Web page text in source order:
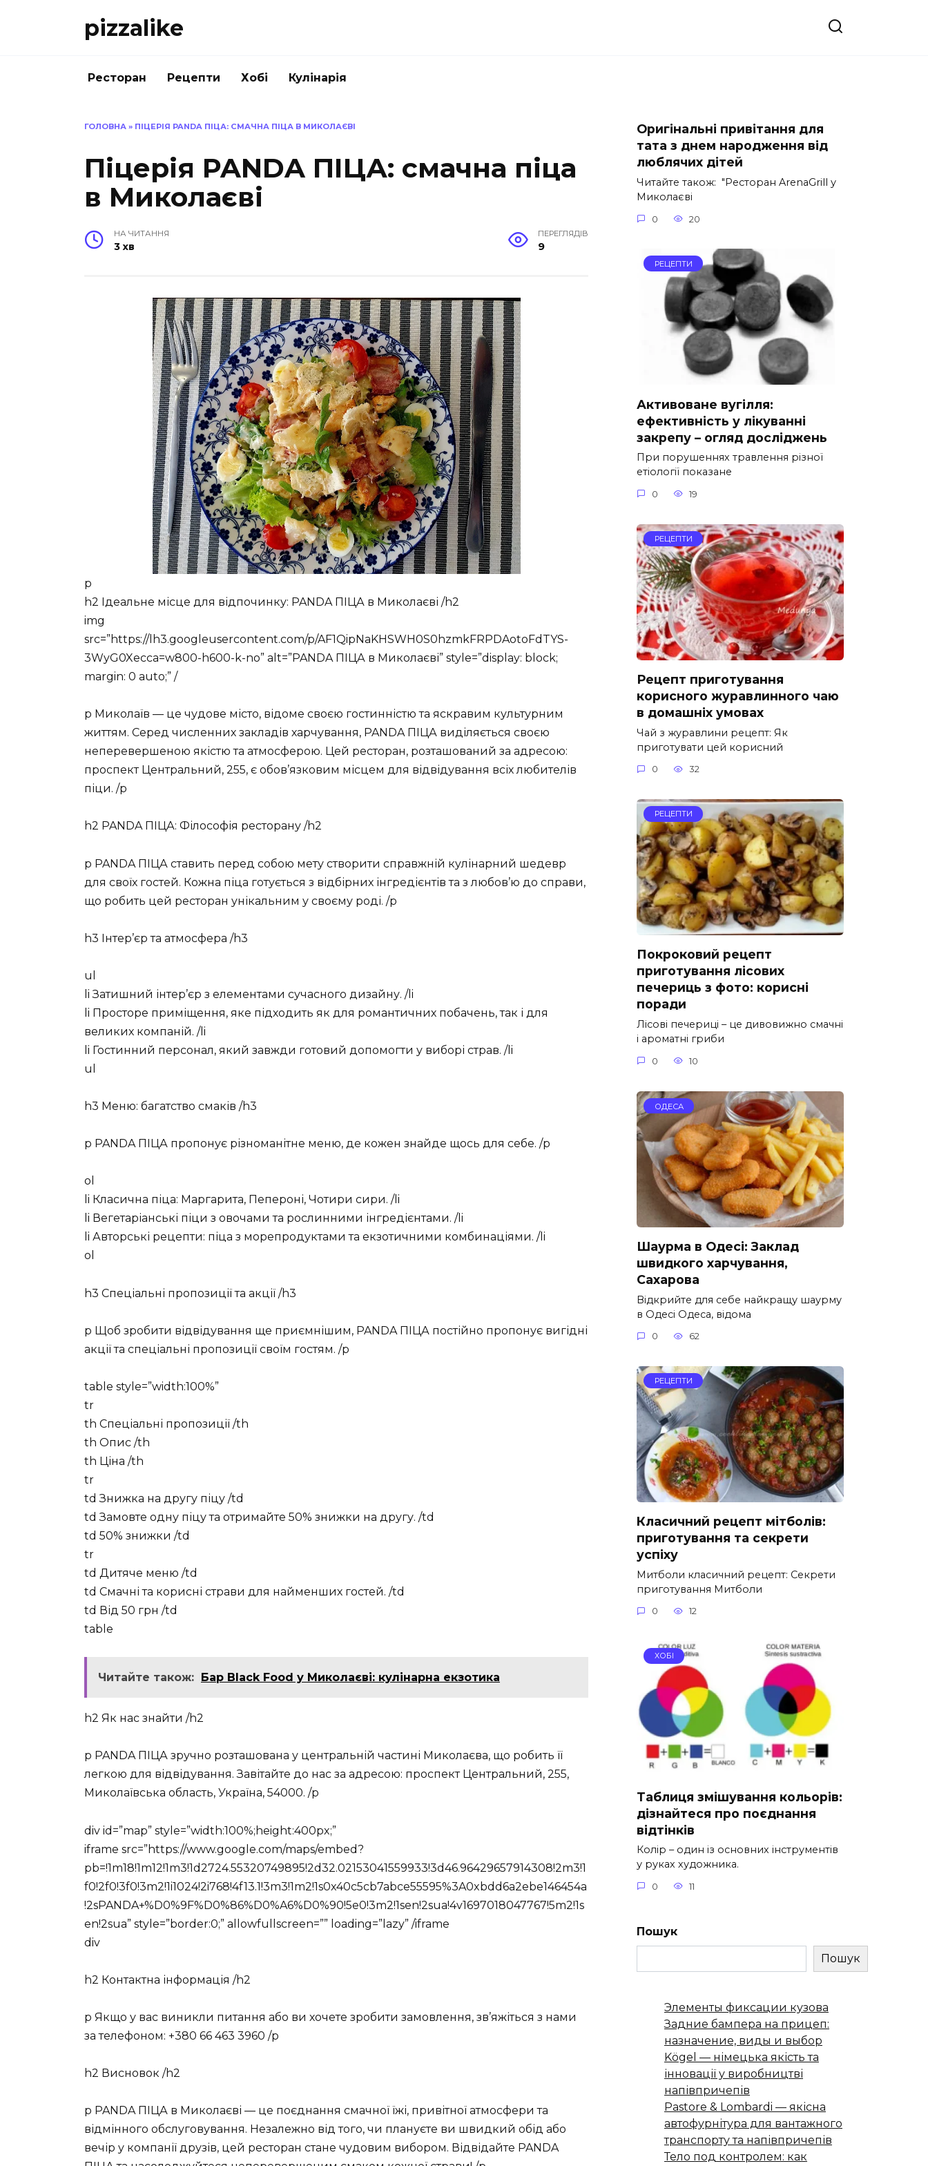
pizzalike
Ресторан Рецепти Хобі Кулінарія
ГОЛОВНА » ПІЦЕРІЯ PANDA ПІЦА: СМАЧНА ПІЦА В МИКОЛАЄВІ
Піцерія PANDA ПІЦА: смачна піца
в Миколаєві
НА ЧИТАННЯ
3 хв
ПЕРЕГЛЯДІВ
9
p
h2 Ідеальне місце для відпочинку: PANDA ПІЦА в Миколаєві /h2
img
src=”https://lh3.googleusercontent.com/p/AF1QipNaKHSWH0S0hzmkFRPDAotoFdTYS-
3WyG0Xecca=w800-h600-k-no” alt=”PANDA ПІЦА в Миколаєві” style=”display: block;
margin: 0 auto;” /
p Миколаїв — це чудове місто, відоме своєю гостинністю та яскравим культурним
життям. Серед численних закладів харчування, PANDA ПІЦА виділяється своєю
неперевершеною якістю та атмосферою. Цей ресторан, розташований за адресою:
проспект Центральний, 255, є обов’язковим місцем для відвідування всіх любителів
піци. /p
h2 PANDA ПІЦА: Філософія ресторану /h2
p PANDA ПІЦА ставить перед собою мету створити справжній кулінарний шедевр
для своїх гостей. Кожна піца готується з відбірних інгредієнтів та з любов’ю до справи,
що робить цей ресторан унікальним у своєму роді. /p
h3 Інтер’єр та атмосфера /h3
ul
li Затишний інтер’єр з елементами сучасного дизайну. /li
li Просторе приміщення, яке підходить як для романтичних побачень, так і для
великих компаній. /li
li Гостинний персонал, який завжди готовий допомогти у виборі страв. /li
ul
h3 Меню: багатство смаків /h3
p PANDA ПІЦА пропонує різноманітне меню, де кожен знайде щось для себе. /p
ol
li Класична піца: Маргарита, Пепероні, Чотири сири. /li
li Вегетаріанські піци з овочами та рослинними інгредієнтами. /li
li Авторські рецепти: піца з морепродуктами та екзотичними комбинаціями. /li
ol
h3 Спеціальні пропозиції та акції /h3
p Щоб зробити відвідування ще приємнішим, PANDA ПІЦА постійно пропонує вигідні
акції та спеціальні пропозиції своїм гостям. /p
table style=”width:100%”
tr
th Спеціальні пропозиції /th
th Опис /th
th Ціна /th
tr
td Знижка на другу піцу /td
td Замовте одну піцу та отримайте 50% знижки на другу. /td
td 50% знижки /td
tr
td Дитяче меню /td
td Смачні та корисні страви для найменших гостей. /td
td Від 50 грн /td
table
Читайте також: Бар Black Food у Миколаєві: кулінарна екзотика
h2 Як нас знайти /h2
p PANDA ПІЦА зручно розташована у центральній частині Миколаєва, що робить її
легкою для відвідування. Завітайте до нас за адресою: проспект Центральний, 255,
Миколаївська область, Україна, 54000. /p
div id=”map” style=”width:100%;height:400px;”
iframe src=”https://www.google.com/maps/embed?
pb=!1m18!1m12!1m3!1d2724.55320749895!2d32.02153041559933!3d46.96429657914308!2m3!1
f0!2f0!3f0!3m2!1i1024!2i768!4f13.1!3m3!1m2!1s0x40c5cb7abce55595%3A0xbdd6a2ebe146454a
!2sPANDA+%D0%9F%D0%86%D0%A6%D0%90!5e0!3m2!1sen!2sua!4v1697018047767!5m2!1s
en!2sua” style=”border:0;” allowfullscreen=”” loading=”lazy” /iframe
div
h2 Контактна інформація /h2
p Якщо у вас виникли питання або ви хочете зробити замовлення, зв’яжіться з нами
за телефоном: +380 66 463 3960 /p
h2 Висновок /h2
p PANDA ПІЦА в Миколаєві — це поєднання смачної їжі, привітної атмосфери та
відмінного обслуговування. Незалежно від того, чи плануєте ви швидкий обід або
вечір у компанії друзів, цей ресторан стане чудовим вибором. Відвідайте PANDA
Оригінальні привітання для
тата з днем народження від
люблячих дітей
Читайте також: "Ресторан ArenaGrill у
Миколаєві
0 20
РЕЦЕПТИ
Активоване вугілля:
ефективність у лікуванні
закрепу – огляд досліджень
При порушеннях травлення різної
етіології показане
0 19
РЕЦЕПТИ
Рецепт приготування
корисного журавлинного чаю
в домашніх умовах
Чай з журавлини рецепт: Як
приготувати цей корисний
0 32
РЕЦЕПТИ
Покроковий рецепт
приготування лісових
печериць з фото: корисні
поради
Лісові печериці – це дивовижно смачні
і ароматні гриби
0 10
ОДЕСА
Шаурма в Одесі: Заклад
швидкого харчування,
Сахарова
Відкрийте для себе найкращу шаурму
в Одесі Одеса, відома
0 62
РЕЦЕПТИ
Класичний рецепт мітболів:
приготування та секрети
успіху
Митболи класичний рецепт: Секрети
приготування Митболи
0 12
ХОБІ
Таблиця змішування кольорів:
дізнайтеся про поєднання
відтінків
Колір – один із основних інструментів
у руках художника.
0 11
Пошук
Пошук
Элементы фиксации кузова
Задние бампера на прицеп:
назначение, виды и выбор
Kögel — німецька якість та
інновації у виробництві
напівпричепів
Pastore & Lombardi — якісна
автофурнітура для вантажного
транспорту та напівпричепів
Тело под контролем: как